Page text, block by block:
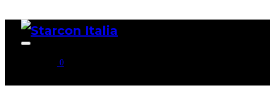
Apri/chiudi
e
0